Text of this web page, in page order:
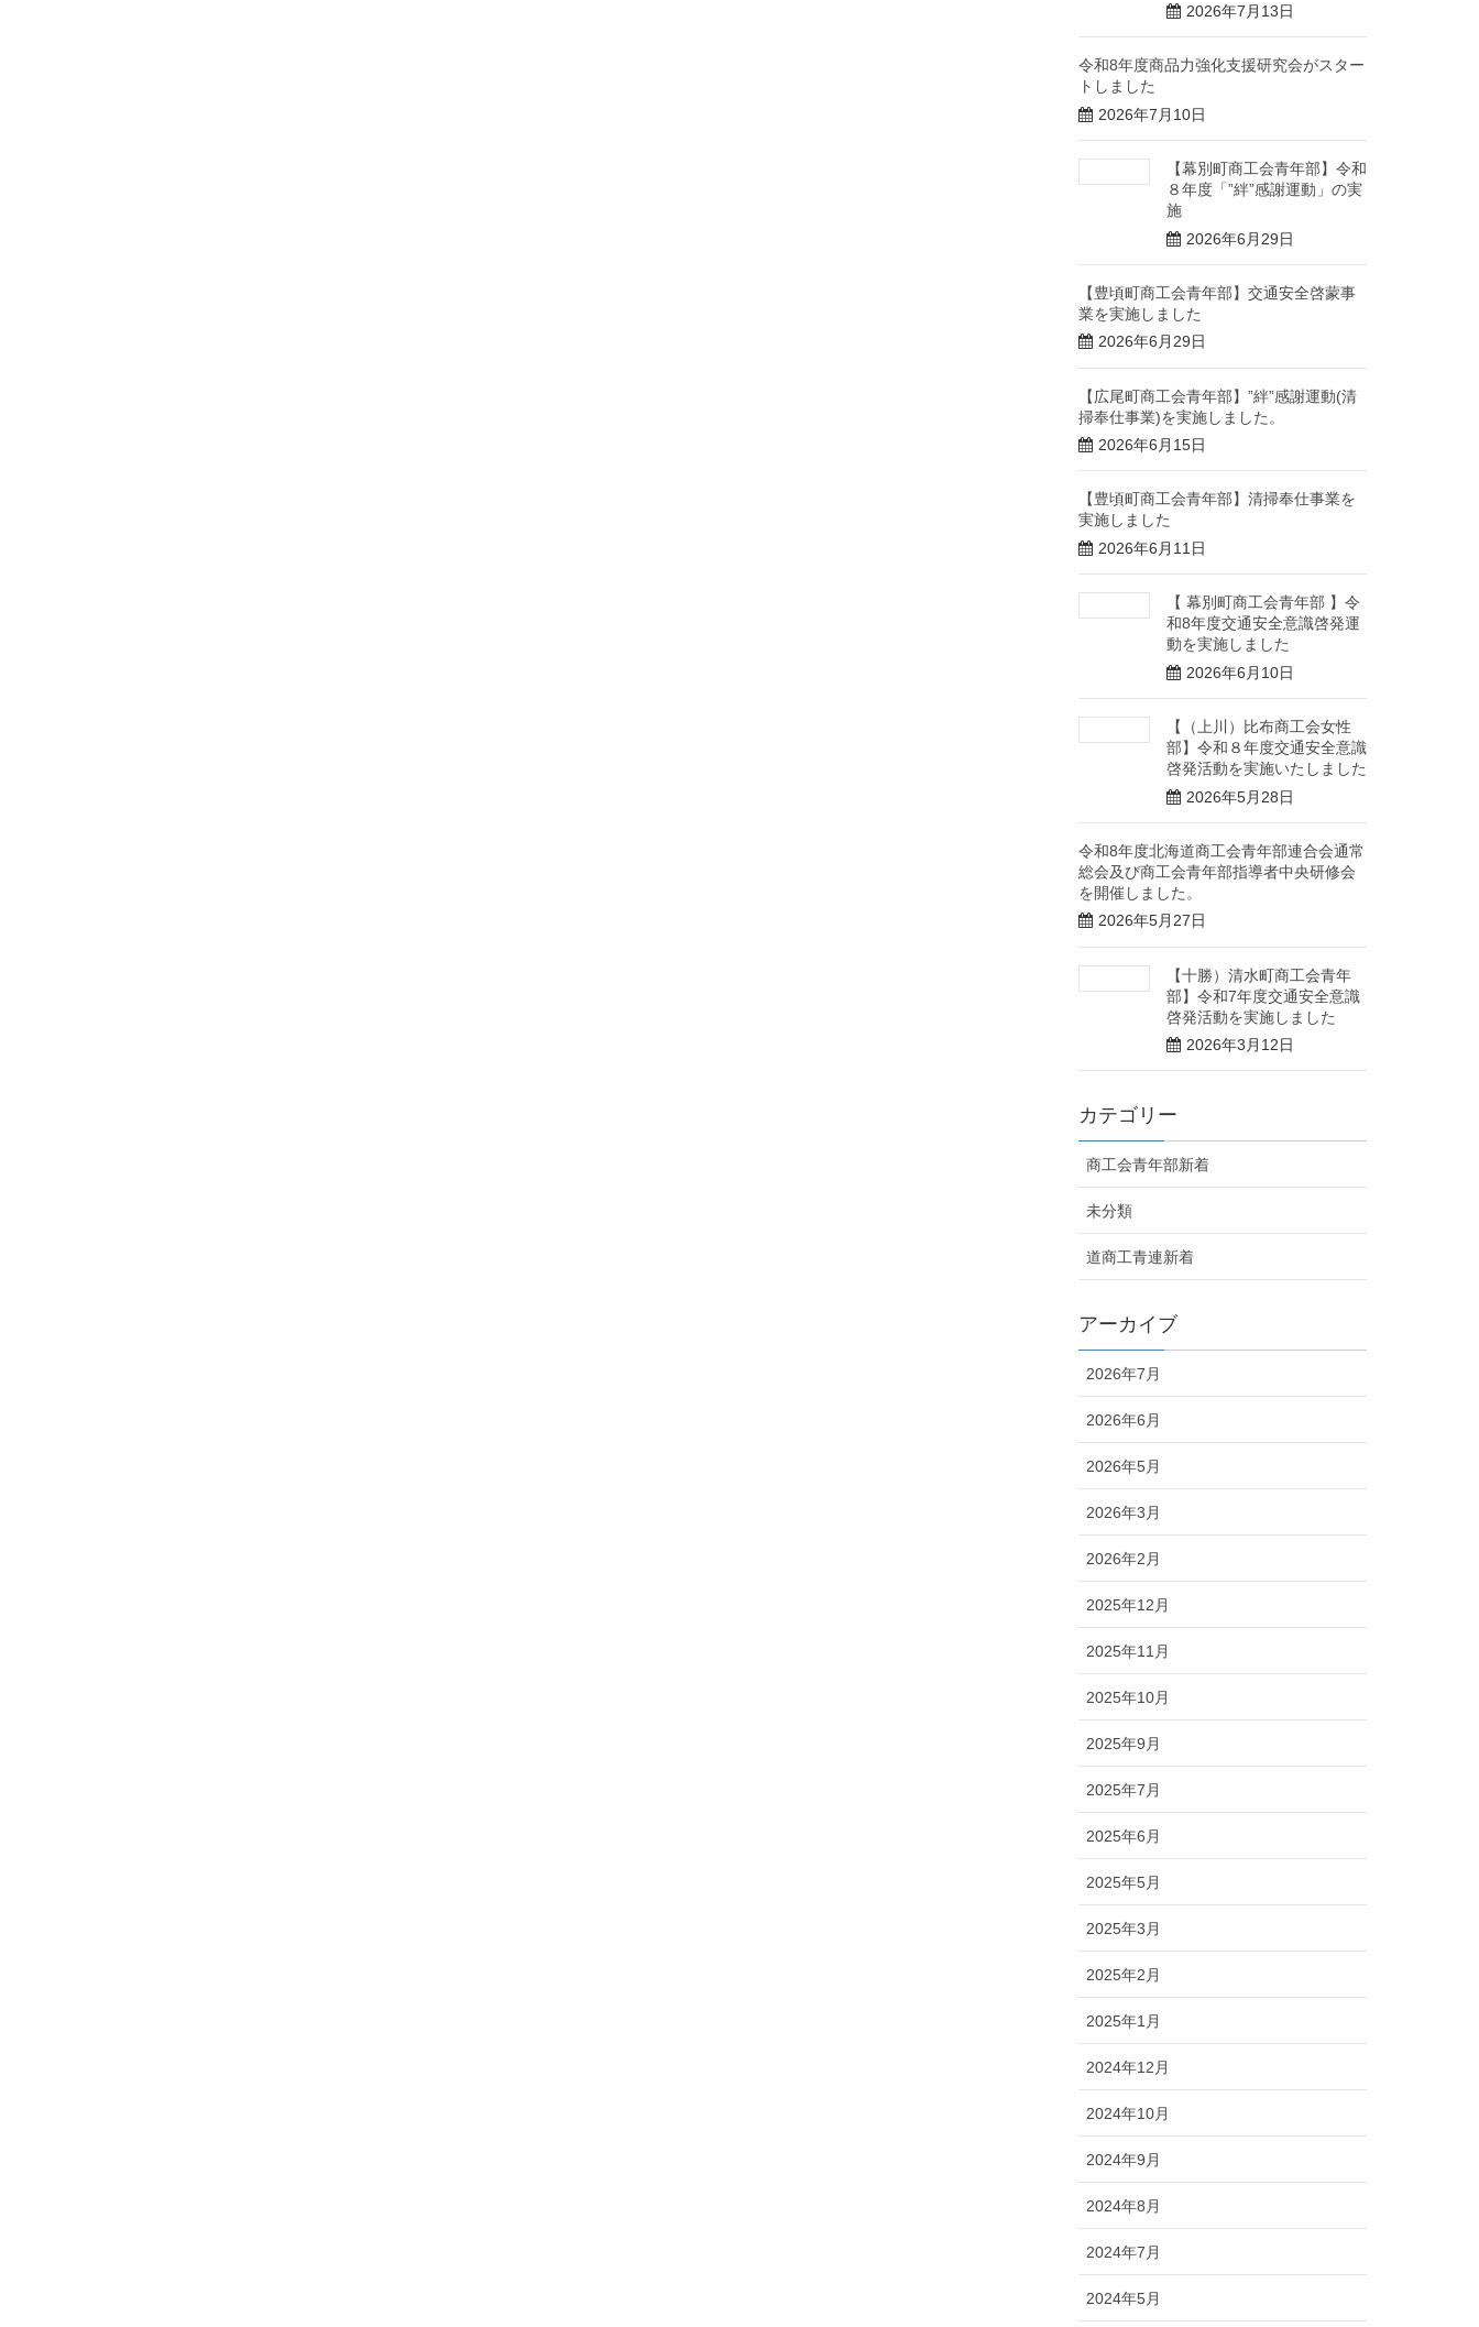
2026年7月13日
令和8年度商品力強化支援研究会がスター
トしました
2026年7月10日
【幕別町商工会青年部】令和
８年度「”絆”感謝運動」の実
施
2026年6月29日
【豊頃町商工会青年部】交通安全啓蒙事
業を実施しました
2026年6月29日
【広尾町商工会青年部】”絆”感謝運動(清
掃奉仕事業)を実施しました。
2026年6月15日
【豊頃町商工会青年部】清掃奉仕事業を
実施しました
2026年6月11日
【 幕別町商工会青年部 】令
和8年度交通安全意識啓発運
動を実施しました
2026年6月10日
【（上川）比布商工会女性
部】令和８年度交通安全意識
啓発活動を実施いたしました
2026年5月28日
令和8年度北海道商工会青年部連合会通常
総会及び商工会青年部指導者中央研修会
を開催しました。
2026年5月27日
【十勝）清水町商工会青年
部】令和7年度交通安全意識
啓発活動を実施しました
2026年3月12日
カテゴリー
商工会青年部新着
未分類
道商工青連新着
アーカイブ
2026年7月
2026年6月
2026年5月
2026年3月
2026年2月
2025年12月
2025年11月
2025年10月
2025年9月
2025年7月
2025年6月
2025年5月
2025年3月
2025年2月
2025年1月
2024年12月
2024年10月
2024年9月
2024年8月
2024年7月
2024年5月